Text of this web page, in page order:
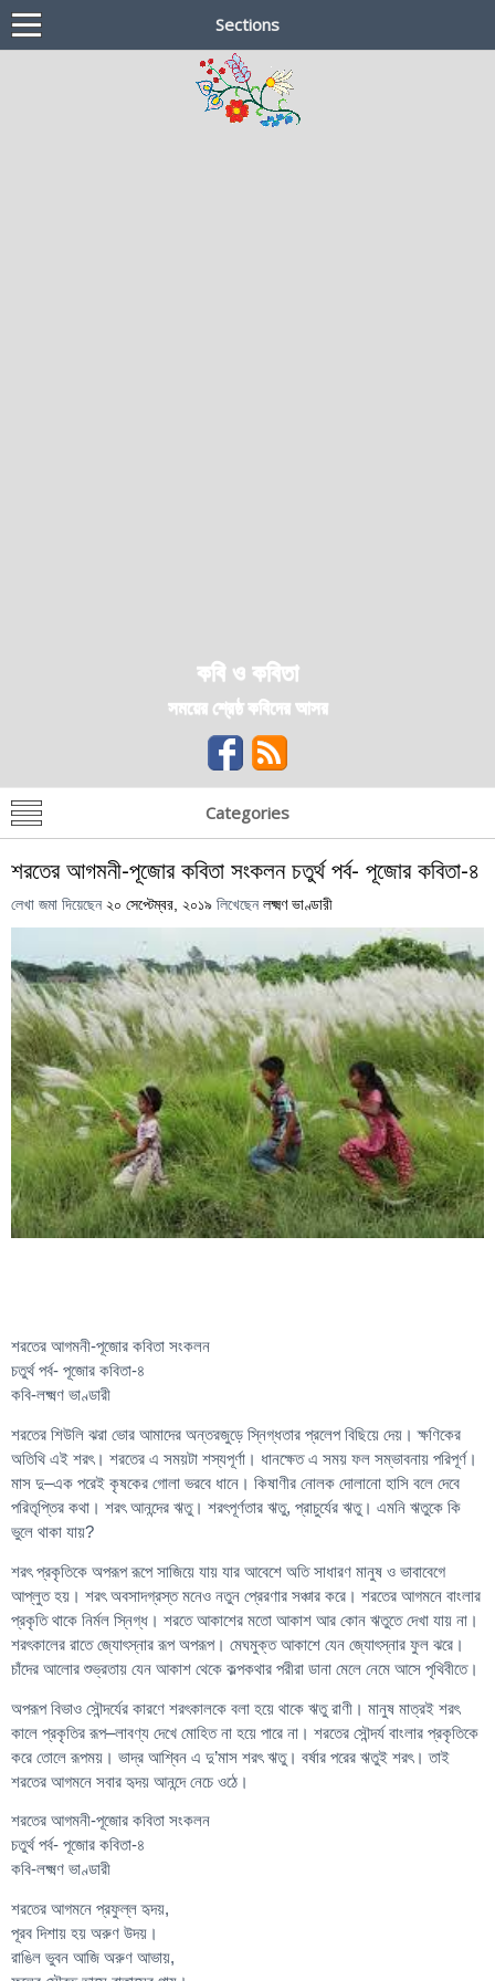
Sections
কবি ও কবিতা
সময়ের শ্রেষ্ঠ কবিদের আসর
Categories
শরতের আগমনী-পূজোর কবিতা সংকলন চতুর্থ পর্ব- পূজোর কবিতা-৪
লেখা জমা দিয়েছেন ২০ সেপ্টেম্বর, ২০১৯ লিখেছেন লক্ষ্মণ ভাণ্ডারী
শরতের আগমনী-পূজোর কবিতা সংকলন
চতুর্থ পর্ব- পূজোর কবিতা-৪
কবি-লক্ষ্মণ ভাণ্ডারী
শরতের শিউলি ঝরা ভোর আমাদের অন্তরজুড়ে স্নিগ্ধতার প্রলেপ বিছিয়ে দেয়। ক্ষণিকের
অতিথি এই শরৎ। শরতের এ সময়টা শস্যপূর্ণা। ধানক্ষেত এ সময় ফল সম্ভাবনায় পরিপূর্ণ।
মাস দু–এক পরেই কৃষকের গোলা ভরবে ধানে। কিষাণীর নোলক দোলানো হাসি বলে দেবে
পরিতৃপ্তির কথা। শরৎ আনন্দের ঋতু। শরৎপূর্ণতার ঋতু, প্রাচুর্যের ঋতু। এমনি ঋতুকে কি
ভুলে থাকা যায়?
শরৎ প্রকৃতিকে অপরূপ রূপে সাজিয়ে যায় যার আবেশে অতি সাধারণ মানুষ ও ভাবাবেগে
আপ্লুত হয়। শরৎ অবসাদগ্রস্ত মনেও নতুন প্রেরণার সঞ্চার করে। শরতের আগমনে বাংলার
প্রকৃতি থাকে নির্মল স্নিগ্ধ। শরতে আকাশের মতো আকাশ আর কোন ঋতুতে দেখা যায় না।
শরৎকালের রাতে জ্যোৎস্নার রূপ অপরূপ। মেঘমুক্ত আকাশে যেন জ্যোৎস্নার ফুল ঝরে।
চাঁদের আলোর শুভ্রতায় যেন আকাশ থেকে কল্পকথার পরীরা ডানা মেলে নেমে আসে পৃথিবীতে।
অপরূপ বিভাও সৌন্দর্যের কারণে শরৎকালকে বলা হয়ে থাকে ঋতু রাণী। মানুষ মাত্রই শরৎ
কালে প্রকৃতির রূপ–লাবণ্য দেখে মোহিত না হয়ে পারে না। শরতের সৌন্দর্য বাংলার প্রকৃতিকে
করে তোলে রূপময়। ভাদ্র আশ্বিন এ দু’মাস শরৎ ঋতু। বর্ষার পরের ঋতুই শরৎ। তাই
শরতের আগমনে সবার হৃদয় আনন্দে নেচে ওঠে।
শরতের আগমনী-পূজোর কবিতা সংকলন
চতুর্থ পর্ব- পূজোর কবিতা-৪
কবি-লক্ষ্মণ ভাণ্ডারী
শরতের আগমনে প্রফুল্ল হৃদয়,
পূরব দিশায় হয় অরুণ উদয়।
রাঙিল ভুবন আজি অরুণ আভায়,